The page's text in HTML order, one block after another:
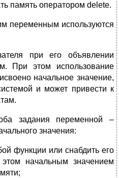
память оператором delete.
переменным используются
при его объявлении
При этом использование
начальное значение,
и может привести к
задания переменной –
значения:
функции или снабдить его
начальным значением